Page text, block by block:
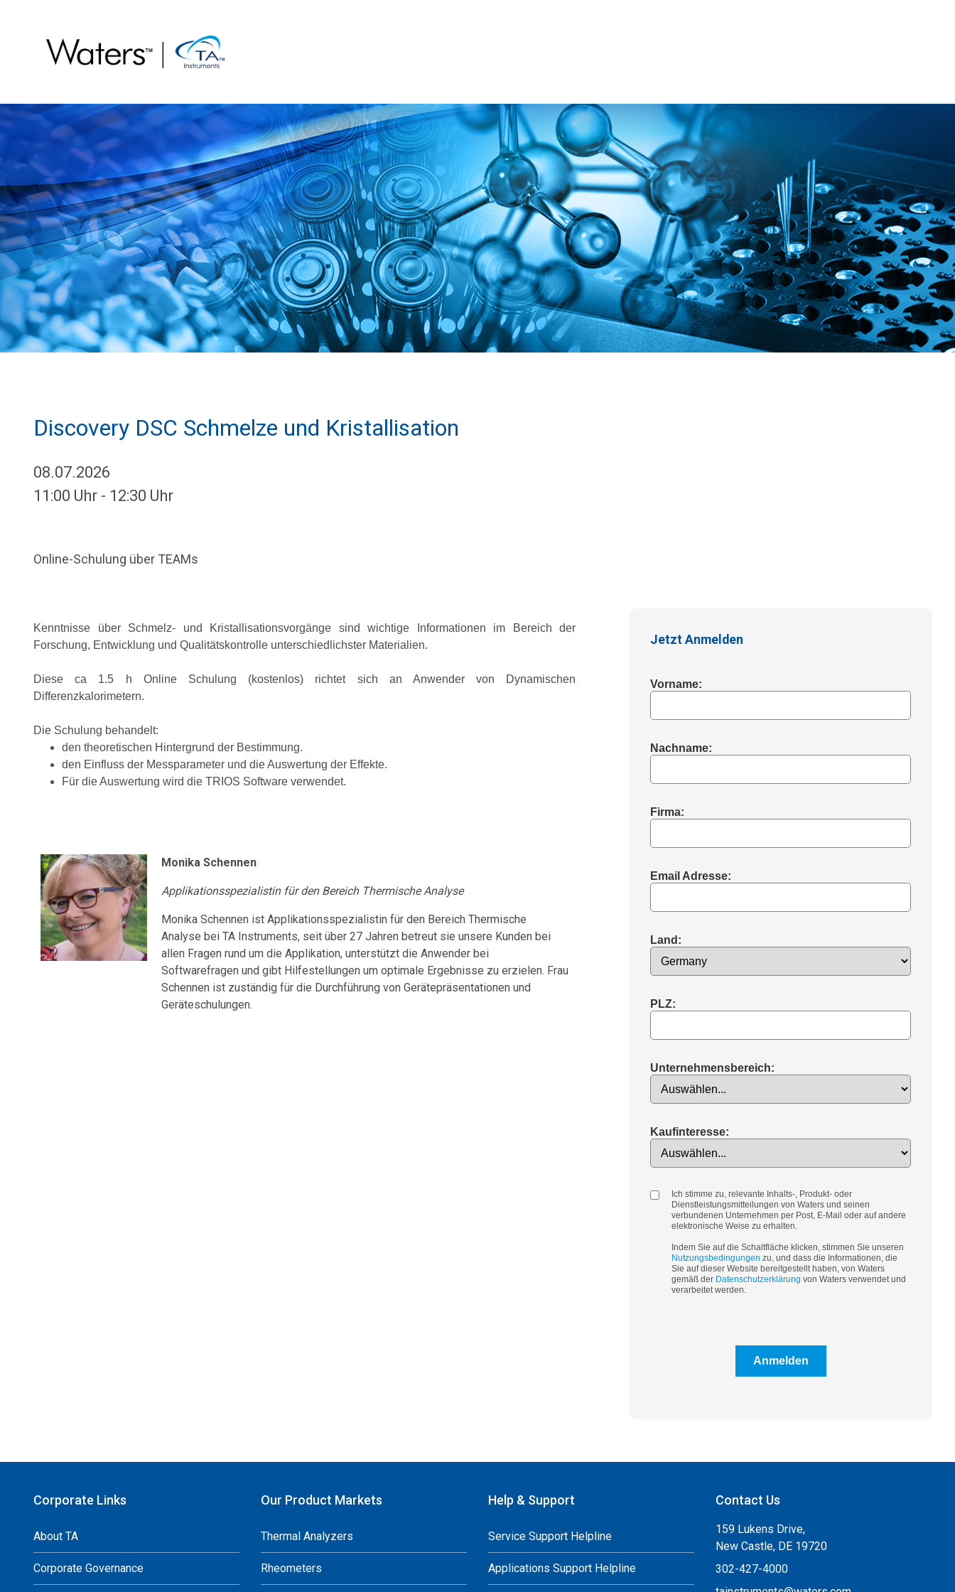
Discovery DSC Schmelze und Kristallisation
08.07.2026
11:00 Uhr - 12:30 Uhr
Online-Schulung über TEAMs
Kenntnisse über Schmelz- und Kristallisationsvorgänge sind wichtige Informationen im Bereich der
Forschung, Entwicklung und Qualitätskontrolle unterschiedlichster Materialien.
Diese ca 1.5 h Online Schulung (kostenlos) richtet sich an Anwender von Dynamischen
Differenzkalorimetern.
Die Schulung behandelt:
den theoretischen Hintergrund der Bestimmung.
den Einfluss der Messparameter und die Auswertung der Effekte.
Für die Auswertung wird die TRIOS Software verwendet.
Monika Schennen
Applikationsspezialistin für den Bereich Thermische Analyse
Monika Schennen ist Applikationsspezialistin für den Bereich Thermische
Analyse bei TA Instruments, seit über 27 Jahren betreut sie unsere Kunden bei
allen Fragen rund um die Applikation, unterstützt die Anwender bei
Softwarefragen und gibt Hilfestellungen um optimale Ergebnisse zu erzielen. Frau
Schennen ist zuständig für die Durchführung von Gerätepräsentationen und
Geräteschulungen.
Jetzt Anmelden
Vorname:
Nachname:
Firma:
Email Adresse:
Land:
PLZ:
Unternehmensbereich:
Kaufinteresse:
Ich stimme zu, relevante Inhalts-, Produkt- oder
Dienstleistungsmitteilungen von Waters und seinen
verbundenen Unternehmen per Post, E-Mail oder auf andere
elektronische Weise zu erhalten.
Indem Sie auf die Schaltfläche klicken, stimmen Sie unseren
Nutzungsbedingungen zu, und dass die Informationen, die
Sie auf dieser Website bereitgestellt haben, von Waters
gemäß der Datenschutzerklärung von Waters verwendet und
verarbeitet werden.
Anmelden
Corporate Links
About TA
Corporate Governance
Our Product Markets
Thermal Analyzers
Rheometers
Help & Support
Service Support Helpline
Applications Support Helpline
Contact Us
159 Lukens Drive,
New Castle, DE 19720
302-427-4000